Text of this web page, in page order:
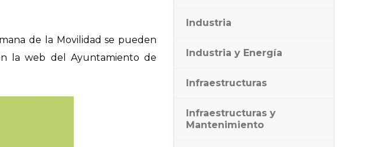
de la Movilidad se pueden
la web del Ayuntamiento de
Industria
Industria y Energía
Infraestructuras
Infraestructuras y
Mantenimiento